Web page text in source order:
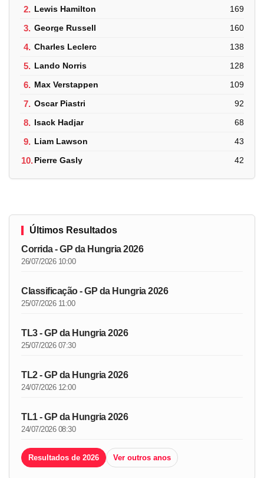
2. Lewis Hamilton 169
3. George Russell 160
4. Charles Leclerc 138
5. Lando Norris 128
6. Max Verstappen 109
7. Oscar Piastri 92
8. Isack Hadjar 68
9. Liam Lawson 43
10.Pierre Gasly 42
Últimos Resultados
Corrida - GP da Hungria 2026
26/07/2026 10:00
Classificação - GP da Hungria 2026
25/07/2026 11:00
TL3 - GP da Hungria 2026
25/07/2026 07:30
TL2 - GP da Hungria 2026
24/07/2026 12:00
TL1 - GP da Hungria 2026
24/07/2026 08:30
Resultados de 2026 Ver outros anos